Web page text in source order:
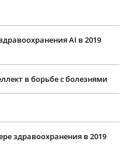
AI в 2019
в борьбе с болезнями
здравоохранения в 2019